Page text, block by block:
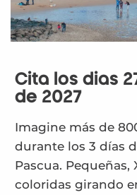
Cita los días
de 2027
Imagine más de
durante los 3 días
Pascua. Pequeñas,
coloridas girando